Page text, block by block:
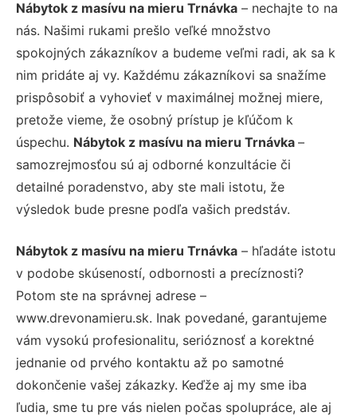
Nábytok z masívu na mieru Trnávka – nechajte to na
nás. Našimi rukami prešlo veľké množstvo
spokojných zákazníkov a budeme veľmi radi, ak sa k
nim pridáte aj vy. Každému zákazníkovi sa snažíme
prispôsobiť a vyhovieť v maximálnej možnej miere,
pretože vieme, že osobný prístup je kľúčom k
úspechu. Nábytok z masívu na mieru Trnávka –
samozrejmosťou sú aj odborné konzultácie či
detailné poradenstvo, aby ste mali istotu, že
výsledok bude presne podľa vašich predstáv.
Nábytok z masívu na mieru Trnávka – hľadáte istotu
v podobe skúseností, odbornosti a precíznosti?
Potom ste na správnej adrese –
www.drevonamieru.sk. Inak povedané, garantujeme
vám vysokú profesionalitu, serióznosť a korektné
jednanie od prvého kontaktu až po samotné
dokončenie vašej zákazky. Keďže aj my sme iba
ľudia, sme tu pre vás nielen počas spolupráce, ale aj